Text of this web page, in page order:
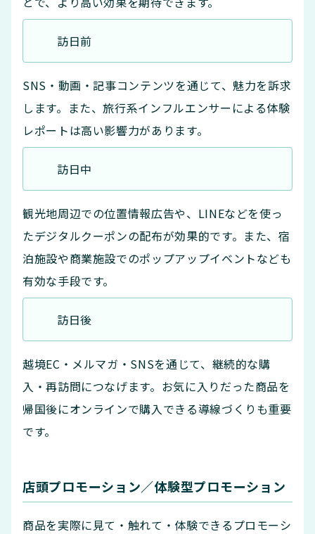
訪日前
SNS・動画・記事コンテンツを通じて、魅力を訴求
します。また、旅行系インフルエンサーによる体験
レポートは高い影響力があります。
訪日中
観光地周辺での位置情報広告や、LINEなどを使っ
たデジタルクーポンの配布が効果的です。また、宿
泊施設や商業施設でのポップアップイベントなども
有効な手段です。
訪日後
越境EC・メルマガ・SNSを通じて、継続的な購
入・再訪問につなげます。お気に入りだった商品を
帰国後にオンラインで購入できる導線づくりも重要
です。
店頭プロモーション／体験型プロモーション
商品を実際に見て・触れて・体験できるプロモーシ